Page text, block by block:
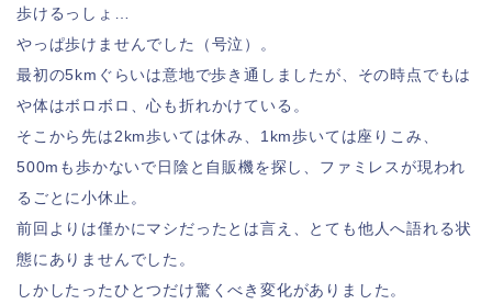
歩けるっしょ…
やっぱ歩けませんでした（号泣）。
最初の5kmぐらいは意地で歩き通しましたが、その時点でもは
や体はボロボロ、心も折れかけている。
そこから先は2km歩いては休み、1km歩いては座りこみ、
500mも歩かないで日陰と自販機を探し、ファミレスが現われ
るごとに小休止。
前回よりは僅かにマシだったとは言え、とても他人へ語れる状
態にありませんでした。
しかしたったひとつだけ驚くべき変化がありました。